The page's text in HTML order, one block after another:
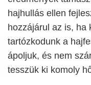
hajhullás ellen
hozzájárul az is, ha
tartózkodunk a
ápoljuk, és nem
tesszük ki komoly